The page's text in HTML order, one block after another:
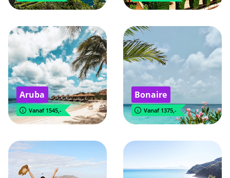
Aruba
Vanaf 1545,-
Bonaire
Vanaf 1375,-